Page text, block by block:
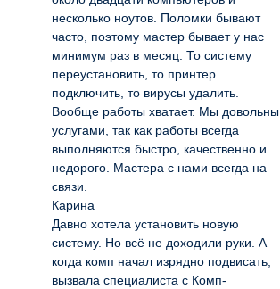
несколько ноутов. Поломки бывают
часто, поэтому мастер бывает у нас
минимум раз в месяц. То систему
переустановить, то принтер
подключить, то вирусы удалить.
Вообще работы хватает. Мы довольны
услугами, так как работы всегда
выполняются быстро, качественно и
недорого. Мастера с нами всегда на
связи.
Карина
Давно хотела установить новую
систему. Но всё не доходили руки. А
когда комп начал изрядно подвисать,
вызвала специалиста с Комп-